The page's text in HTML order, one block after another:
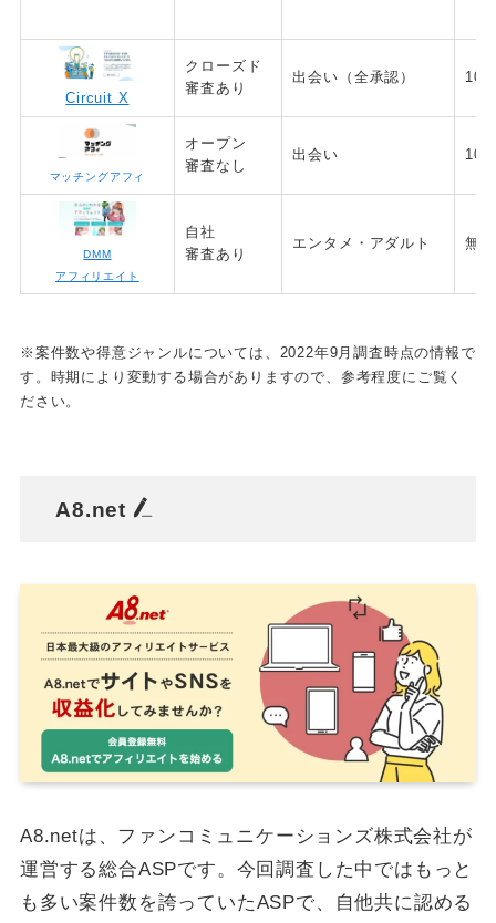
Circuit X
クローズド
審査あり
出会い（全承認） 100
マッチングアフィ
オープン
審査なし
出会い 100
DMM
アフィリエイト
自社
審査あり
エンタメ・アダルト 無数
※案件数や得意ジャンルについては、2022年9月調査時点の情報で
す。時期により変動する場合がありますので、参考程度にご覧く
ださい。
A8.net
A8.netは、ファンコミュニケーションズ株式会社が
運営する総合ASPです。今回調査した中ではもっと
も多い案件数を誇っていたASPで、自他共に認める